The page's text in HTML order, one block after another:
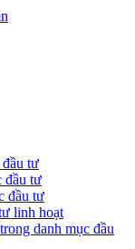
đầu tư
đầu tư
đầu tư
linh hoạt
danh mục đầu